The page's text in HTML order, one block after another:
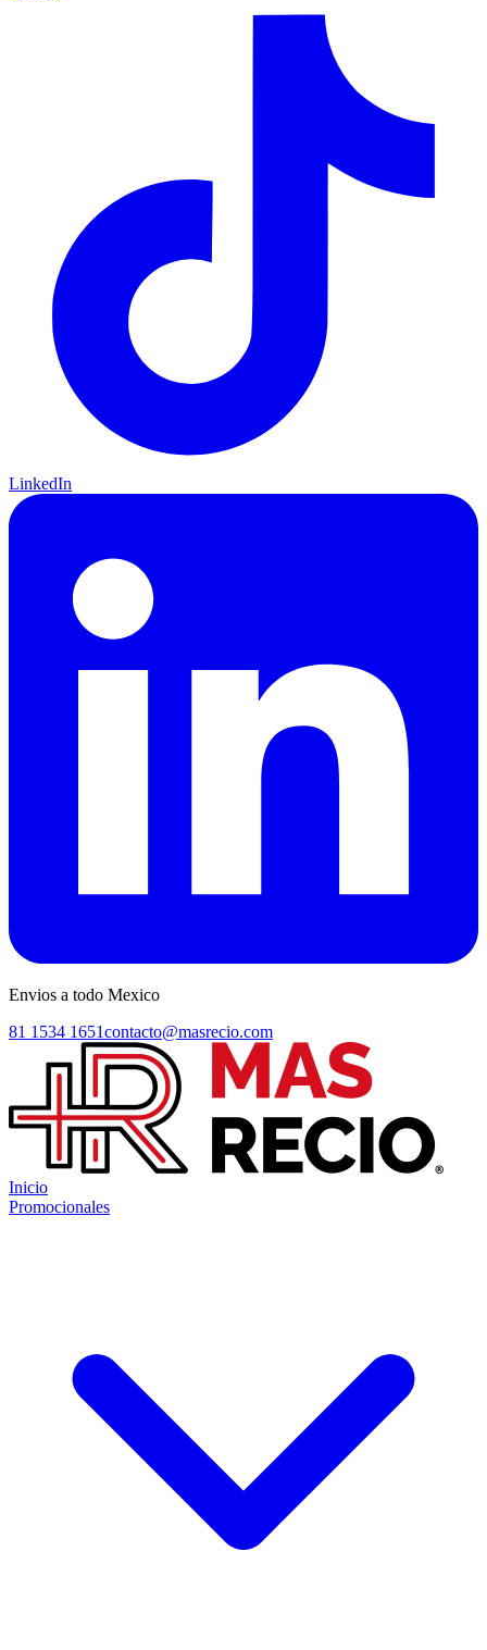
LinkedIn
Envios a todo Mexico
81 1534 1651contacto@masrecio.com
Inicio
Promocionales